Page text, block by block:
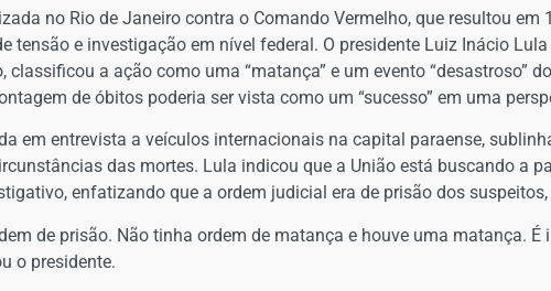
no Rio de Janeiro contra o Comando Vermelho, que resultou
tensão e investigação em nível federal. O presidente Luiz Inácio
classificou a ação como uma “matança” e um evento “desastroso”
de óbitos poderia ser vista como um “sucesso” em uma
em entrevista a veículos internacionais na capital paraense,
das mortes. Lula indicou que a União está buscando a
enfatizando que a ordem judicial era de prisão dos suspeitos,
de prisão. Não tinha ordem de matança e houve uma matança.
o presidente.